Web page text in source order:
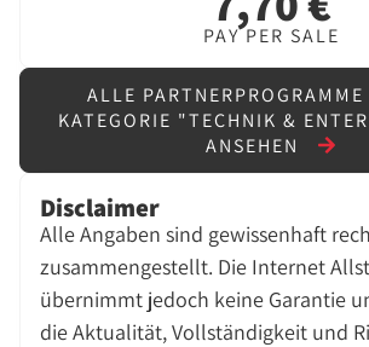
PAY PER SALE
ALLE PARTNERPROGRAMME
KATEGORIE "TECHNIK &
ANSEHEN
Disclaimer
Alle Angaben sind gewissenhaft
zusammengestellt. Die Internet
übernimmt jedoch keine Garantie
die Aktualität, Vollständigkeit und